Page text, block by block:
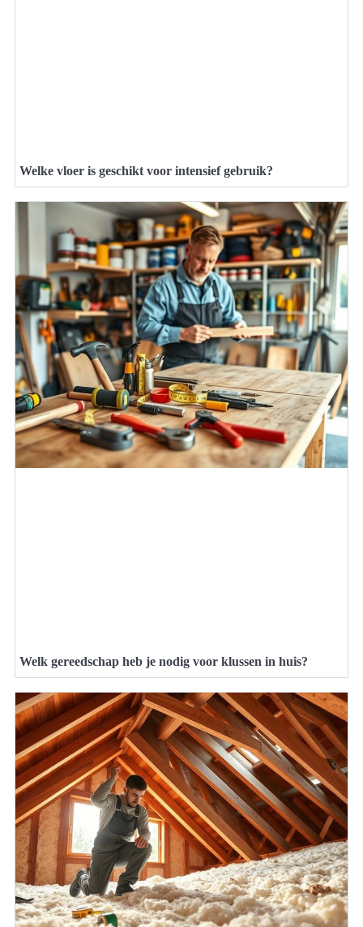
Welke vloer is geschikt voor intensief gebruik?
Welk gereedschap heb je nodig voor klussen in huis?